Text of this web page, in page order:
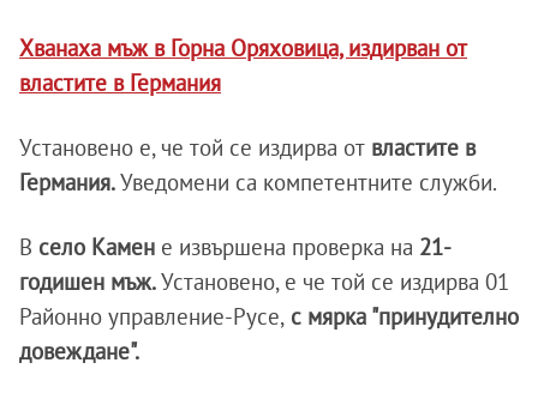
Хванаха мъж в Горна Оряховица, издирван от
властите в Германия
Установено е, че той се издирва от властите в
Германия.Уведомени са компетентните служби.
В село Камен е извършена проверка на 21-
годишен мъж.Установено, е че той се издирва 01
Районно управление-Русе, с мярка "принудително
довеждане".